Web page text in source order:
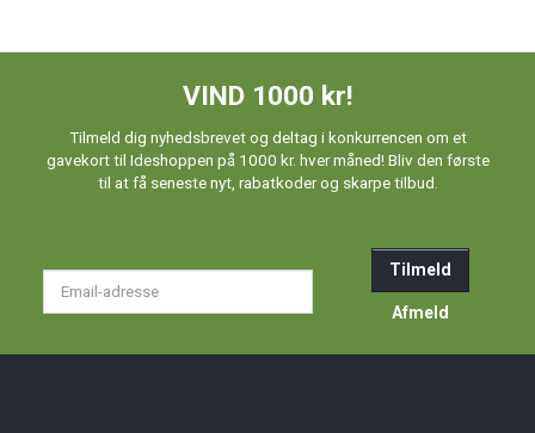
VIND 1000 kr!
Tilmeld dig nyhedsbrevet og deltag i konkurrencen om et
gavekort til Ideshoppen på 1000 kr. hver måned! Bliv den første
til at få seneste nyt, rabatkoder og skarpe tilbud.
Tilmeld
Afmeld